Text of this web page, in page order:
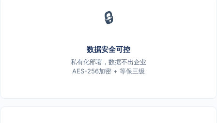
🔒
数据安全可控
私有化部署，数据不出企业
AES-256加密 + 等保三级